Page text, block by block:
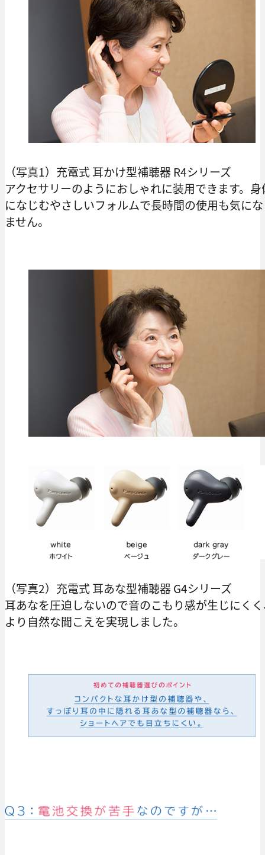
（写真1）充電式 耳かけ型補聴器 R4シリーズ
アクセサリーのようにおしゃれに装用できます。身
になじむやさしいフォルムで長時間の使用も気に
ません。
（写真2）充電式 耳あな型補聴器 G4シリーズ
耳あなを圧迫しないので音のこもり感が生じにく
より自然な聞こえを実現しました。